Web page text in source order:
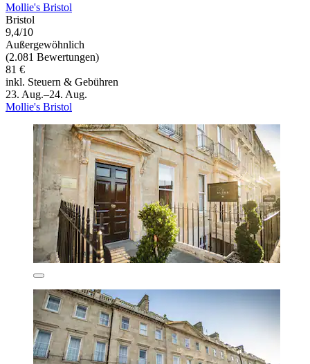
Mollie's Bristol
Bristol
9,4/10
Außergewöhnlich
(2.081 Bewertungen)
81 €
inkl. Steuern & Gebühren
23. Aug.–24. Aug.
Mollie's Bristol